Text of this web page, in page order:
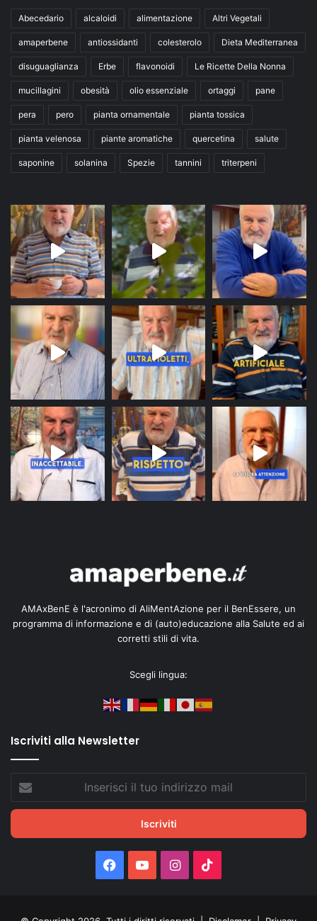
Abecedario alcaloidi alimentazione Altri Vegetali
amaperbene antiossidanti colesterolo Dieta Mediterranea
disuguaglianza Erbe flavonoidi Le Ricette Della Nonna
mucillagini obesità olio essenziale ortaggi pane
pera pero pianta ornamentale pianta tossica
pianta velenosa piante aromatiche quercetina salute
saponine solanina Spezie tannini triterpeni
AMAxBenE è l'acronimo di AliMentAzione per il BenEssere, un
programma di informazione e di (auto)educazione alla Salute ed ai
corretti stili di vita.
Scegli lingua:
Iscriviti alla Newsletter
tuo
mail
Facebook
You Instagram